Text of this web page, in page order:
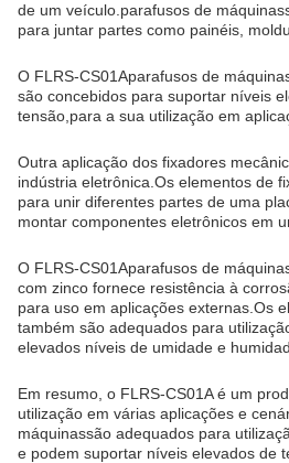
de um veículo. parafusos de máquinas
para juntar partes como painéis,
O FLRS-CS01Aparafusos de
são concebidos para suportar níveis
tensão,para a sua utilização em
Outra aplicação dos fixadores
indústria eletrônica.Os elementos de
para unir diferentes partes de uma
montar componentes eletrônicos em
O FLRS-CS01Aparafusos de
com zinco fornece resistência à
para uso em aplicações externas.Os
também são adequados para
elevados níveis de umidade e
Em resumo, o FLRS-CS01A é um
utilização em várias aplicações e
máquinassão adequados para
e podem suportar níveis elevados de